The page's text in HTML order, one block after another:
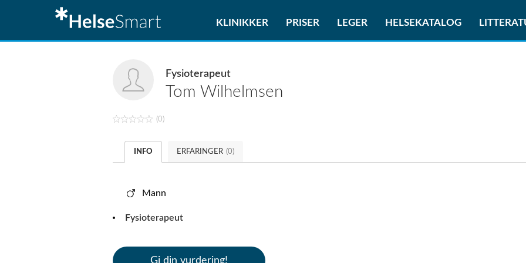
KLINIKKER PRISER LEGER HELSEKATALOG
Fysioterapeut
Tom Wilhelmsen
(0)
INFO ERFARINGER (0)
Mann
Fysioterapeut
Gi din vurdering!